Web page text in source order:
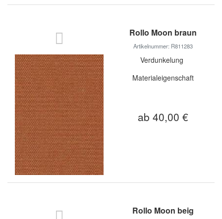
Rollo Moon braun
Artikelnummer: R811283
Verdunkelung
Materialeigenschaft
ab 40,00 €
Rollo Moon beig